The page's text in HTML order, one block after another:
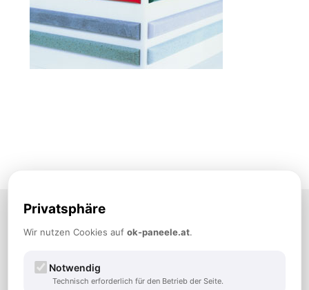
A-3100 St. Pölten, Hnilickastraße 34
TEL:
+43 2742 882900
Der Profi wenn es um Paneele geht
Privatsphäre
Wir nutzen Cookies aufok-paneele.at.
Notwendig
Technisch erforderlich für den Betrieb der Seite.